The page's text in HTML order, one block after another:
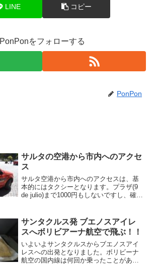
LINE コピー
PonPonをフォローする
PonPon
サルタの空港から市内へのアクセ
ス
サルタ空港から市内へのアクセスは、基
本的にはタクシーとなります。プラザ(9
de julio)まで1000円もしないですし、確実
が、あまりオススメはしないです。一
応、簡単に乗り方について書いていま
す。
サンタクルス発 ブエノスアイレ
スへボリビアーナ航空で飛ぶ！！
いよいよサンタクルスからブエノスアイ
レスへの出発となりました。ボリビーナ
航空の国内線は何回か乗ったことがある